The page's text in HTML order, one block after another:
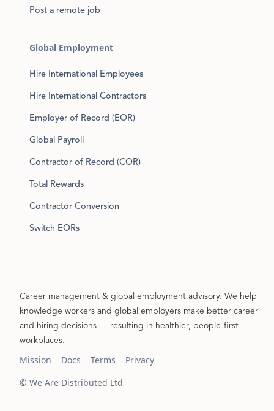
Post a remote job
Global Employment
Hire International Employees
Hire International Contractors
Employer of Record (EOR)
Global Payroll
Contractor of Record (COR)
Total Rewards
Contractor Conversion
Switch EORs
© We Are Distributed Ltd
Mission Docs Terms Privacy
Career management & global employment advisory. We help
knowledge workers and global employers make better career
and hiring decisions — resulting in healthier, people-first
workplaces.